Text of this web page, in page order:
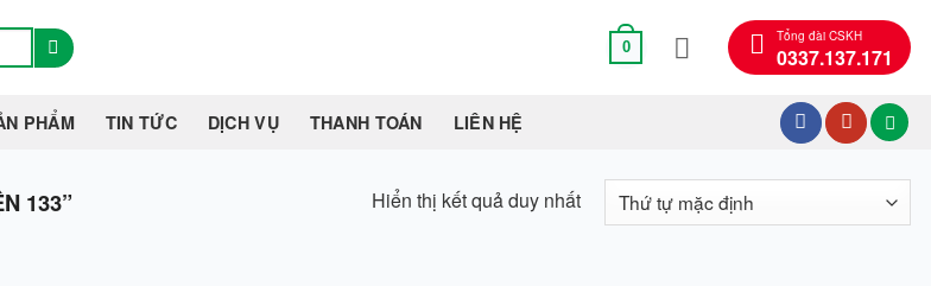
0
Tổng đài CSKH
0337.137.171
PHẨM TIN TỨC DỊCH VỤ THANH TOÁN LIÊN HỆ
133” Hiển thị kết quả duy nhất